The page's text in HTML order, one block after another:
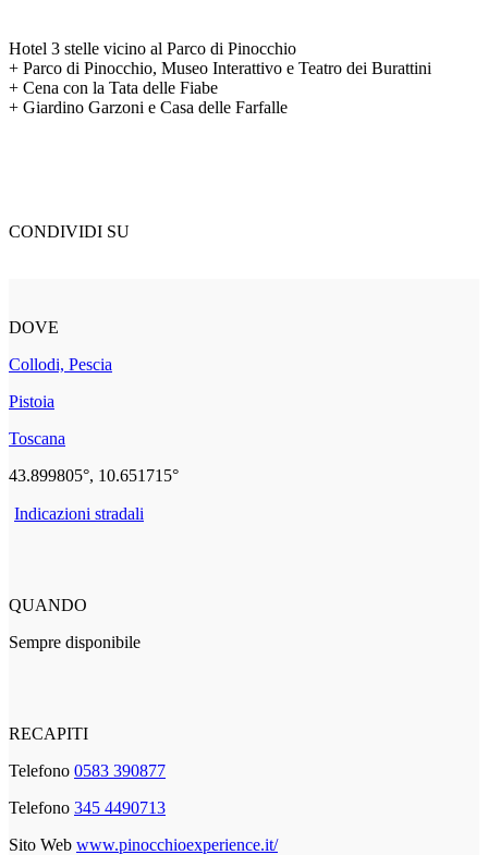
Hotel 3 stelle vicino al Parco di Pinocchio
+ Parco di Pinocchio, Museo Interattivo e Teatro dei Burattini
+ Cena con la Tata delle Fiabe
+ Giardino Garzoni e Casa delle Farfalle
CONDIVIDI SU
DOVE
Collodi, Pescia
Pistoia
Toscana
43.899805°, 10.651715°
Indicazioni stradali
QUANDO
Sempre disponibile
RECAPITI
Telefono 0583 390877
Telefono 345 4490713
Sito Web www.pinocchioexperience.it/